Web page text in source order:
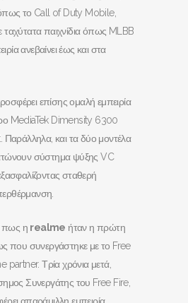
το Call of Duty Mobile,
ταχύτατα παιχνίδια όπως MLBB
ανεβαίνει έως και στα
επίσης ομαλή εμπειρία
MediaTek Dimensity 6300
και τα δύο μοντέλα
σύστημα ψύξης VC
σταθερή
πως η realme ήταν η πρώτη
που συνεργάστηκε με το Free
Τρία χρόνια μετά,
Συνεργάτης του Free Fire,